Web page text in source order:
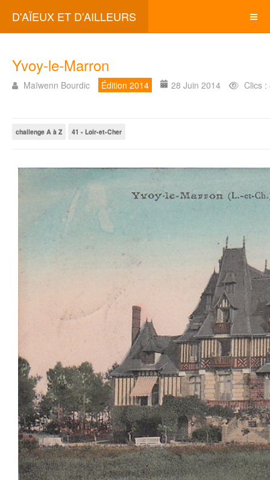
D'AÏEUX ET D'AILLEURS
Yvoy-le-Marron
Maïwenn Bourdic Édition 2014 28 Juin 2014 Clics :
challenge A à Z 41 - Loir-et-Cher